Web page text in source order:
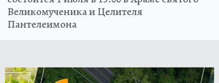
Великомученика и Целителя
Пантелеимона